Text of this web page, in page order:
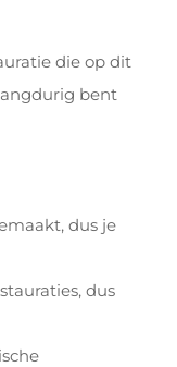
die op dit
bent
dus je
dus